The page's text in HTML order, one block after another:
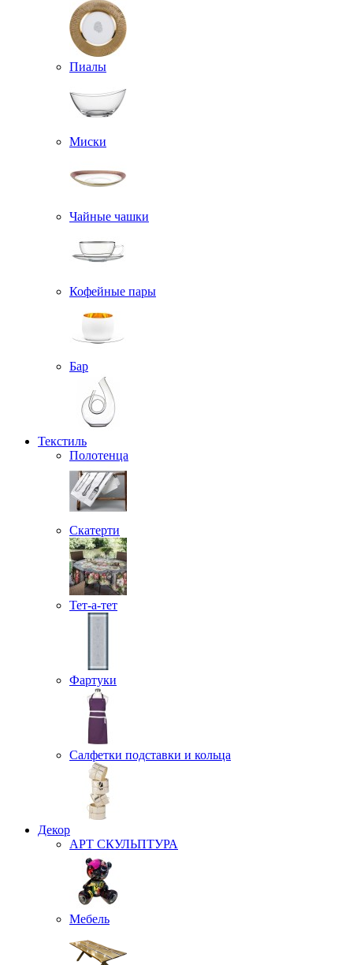
Пиалы
Миски
Чайные чашки
Кофейные пары
Бар
Текстиль
Полотенца
Скатерти
Тет-а-тет
Фартуки
Салфетки подставки и кольца
Декор
АРТ СКУЛЬПТУРА
Мебель